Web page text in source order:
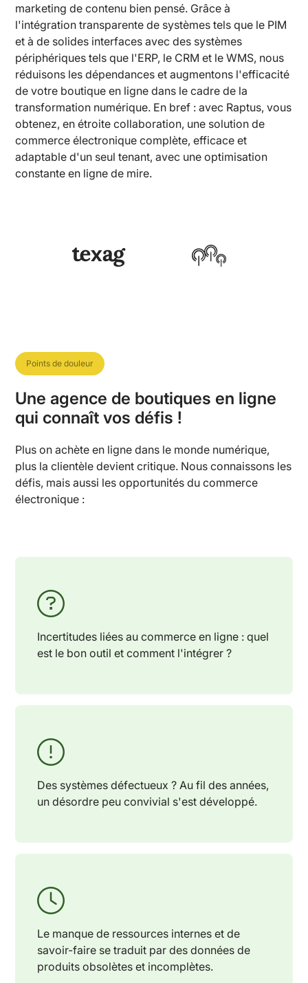
marketing de contenu bien pensé. Grâce à
l'intégration transparente de systèmes tels que le PIM
et à de solides interfaces avec des systèmes
périphériques tels que l'ERP, le CRM et le WMS, nous
réduisons les dépendances et augmentons l'efficacité
de votre boutique en ligne dans le cadre de la
transformation numérique. En bref : avec Raptus, vous
obtenez, en étroite collaboration, une solution de
commerce électronique complète, efficace et
adaptable d'un seul tenant, avec une optimisation
constante en ligne de mire.
Points de douleur
Une agence de boutiques en ligne
qui connaît vos défis !
Plus on achète en ligne dans le monde numérique,
plus la clientèle devient critique. Nous connaissons les
défis, mais aussi les opportunités du commerce
électronique :
Incertitudes liées au commerce en ligne : quel
est le bon outil et comment l'intégrer ?
Des systèmes défectueux ? Au fil des années,
un désordre peu convivial s'est développé.
Le manque de ressources internes et de
savoir-faire se traduit par des données de
produits obsolètes et incomplètes.